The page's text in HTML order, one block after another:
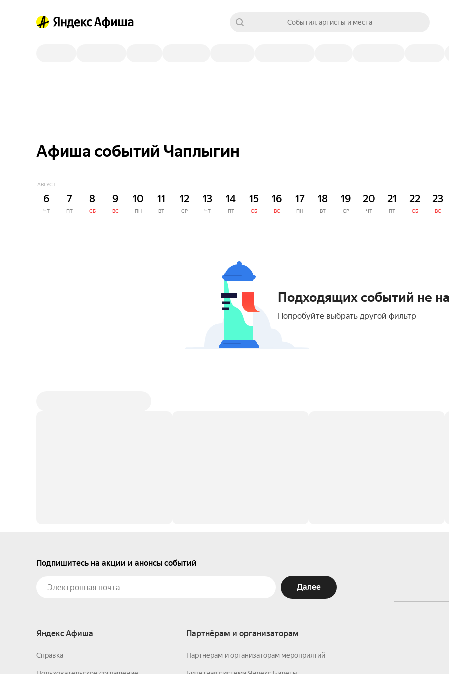
События, артисты и места
Афиша событий Чаплыгин
АВГУСТ
6
ЧТ
7
ПТ
8
СБ
9
ВС
10
ПН
11
ВТ
12
СР
13
ЧТ
14
ПТ
15
СБ
16
ВС
17
ПН
18
ВТ
19
СР
20
ЧТ
21
ПТ
22
СБ
23
ВС
Подходящих событий не
Попробуйте выбрать другой фильтр
Подпишитесь на акции и анонсы событий
Далее
Яндекс Афиша
Справка
Партнёрам и организаторам
Партнёрам и организаторам мероприятий